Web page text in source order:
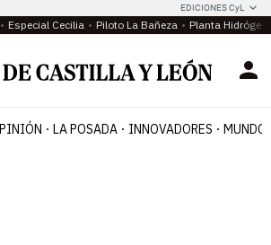
EDICIONES CyL
Especial Cecilia Piloto La Bañeza Planta
LA POSADA INNOVADORES MUNDO